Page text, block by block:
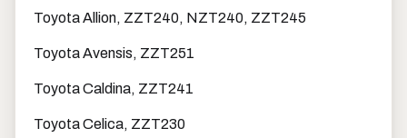
Toyota Allion, ZZT240, NZT240, ZZT245
Toyota Avensis, ZZT251
Toyota Caldina, ZZT241
Toyota Celica, ZZT230